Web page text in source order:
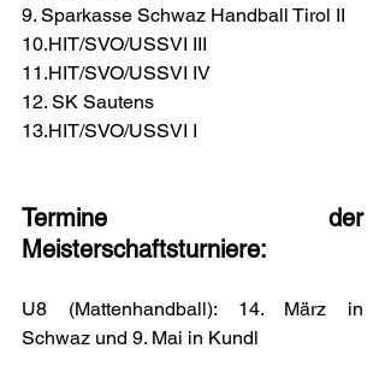
9. Sparkasse Schwaz Handball Tirol II
10.HIT/SVO/USSVI III
11.HIT/SVO/USSVI IV
12. SK Sautens
13.HIT/SVO/USSVI I
Termine der
Meisterschaftsturniere:
U8 (Mattenhandball): 14. März in
Schwaz und 9. Mai in Kundl